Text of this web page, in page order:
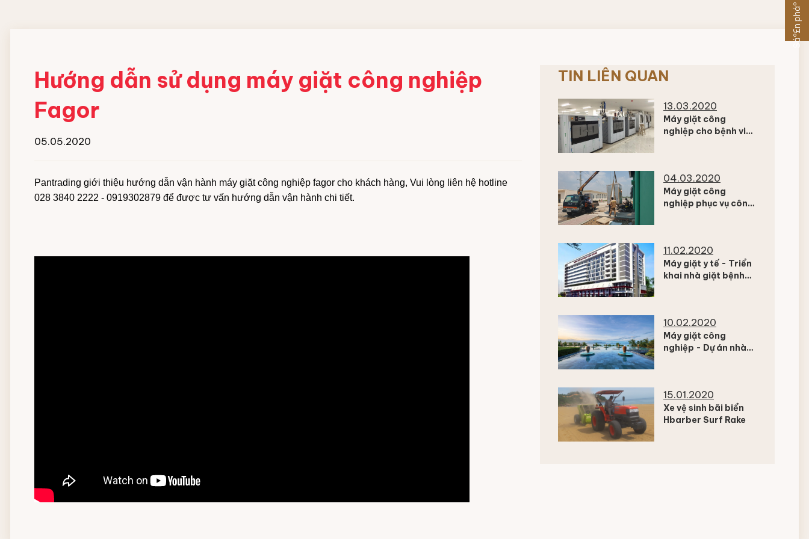
Máy gấp xếp đồ vải công nghiệp
IPSO
Chất giặt chính
Hóa chất hồ vải Công nghiệp
Hướng dẫn sử dụng máy giặt công nghiệp
Fagor
05.05.2020
Pantrading giới thiệu hướng dẫn vận hành máy giặt công nghiệp fagor cho khách hàng, Vui lòng liên hệ hotline
028 3840 2222 - 0919302879 để được tư vấn hướng dẫn vận hành chi tiết.
TIN LIÊN QUAN
13.03.2020
Máy giặt công
nghiệp cho bệnh viện
04.03.2020
Máy giặt công
nghiệp phục vụ công
11.02.2020
Máy giặt y tế - Triển
khai nhà giặt bệnh
10.02.2020
Máy giặt công
nghiệp - Dự án nhà
15.01.2020
Xe vệ sinh bãi biển
Hbarber Surf Rake